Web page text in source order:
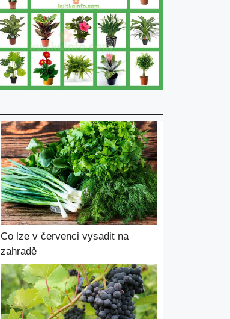
Co lze v červenci vysadit na
zahradě